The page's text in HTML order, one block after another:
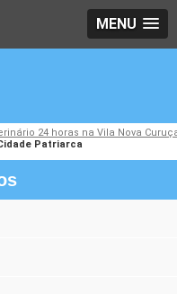
MENU
24 horas na Vila Nova
Patriarca